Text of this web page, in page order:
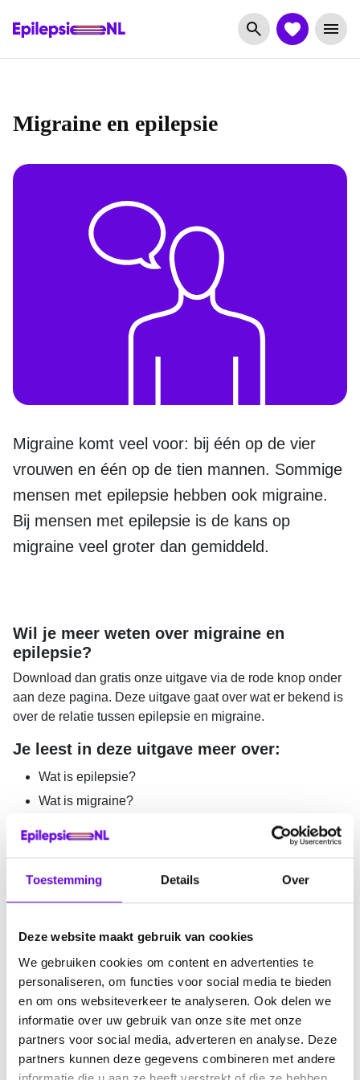
Toestemming Details Over
Deze website maakt gebruik van cookies
We gebruiken cookies om content en advertenties te
personaliseren, om functies voor social media te bieden
en om ons websiteverkeer te analyseren. Ook delen we
informatie over uw gebruik van onze site met onze
partners voor social media, adverteren en analyse. Deze
partners kunnen deze gegevens combineren met andere
Migraine en epilepsie
Migraine komt veel voor: bij één op de vier
vrouwen en één op de tien mannen. Sommige
mensen met epilepsie hebben ook migraine.
Bij mensen met epilepsie is de kans op
migraine veel groter dan gemiddeld.
Wil je meer weten over migraine en
epilepsie?
Download dan gratis onze uitgave via de rode knop onder
aan deze pagina. Deze uitgave gaat over wat er bekend is
over de relatie tussen epilepsie en migraine.
Je leest in deze uitgave meer over:
Wat is epilepsie?
Wat is migraine?
Is er een relatie tussen epilepsie en migraine?
Zien aanvallen er anders uit als je én migraine én
epilepsie hebt?
Is het altijd duidelijk of het om epilepsie of migraine
gaat?
Wie behandelt epilepsie en wie migraine?
Migraine en epilepsie